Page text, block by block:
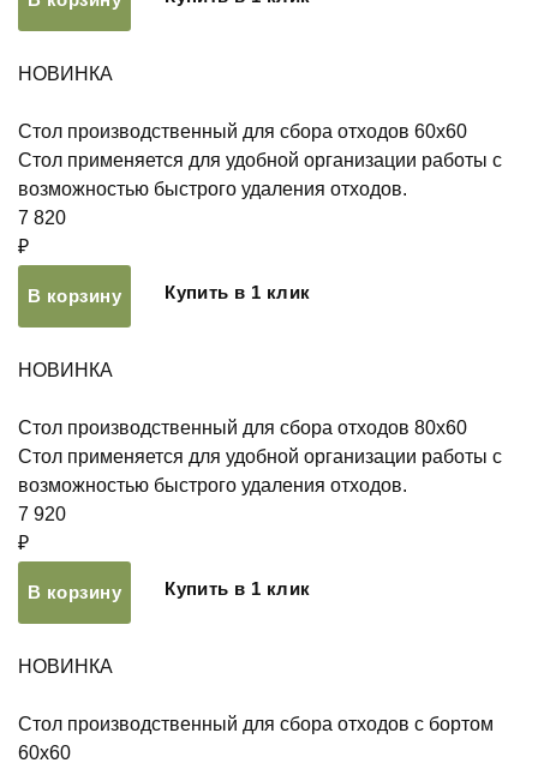
НОВИНКА
Стол производственный для сбора отходов 60х60
Стол применяется для удобной организации работы с
возможностью быстрого удаления отходов.
7 820
₽
В корзину Купить в 1 клик
НОВИНКА
Стол производственный для сбора отходов 80х60
Стол применяется для удобной организации работы с
возможностью быстрого удаления отходов.
7 920
₽
В корзину Купить в 1 клик
НОВИНКА
Стол производственный для сбора отходов с бортом
60х60